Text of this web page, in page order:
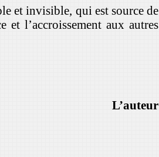
et invisible, qui est source de
l’accroissement aux autres
L’auteur